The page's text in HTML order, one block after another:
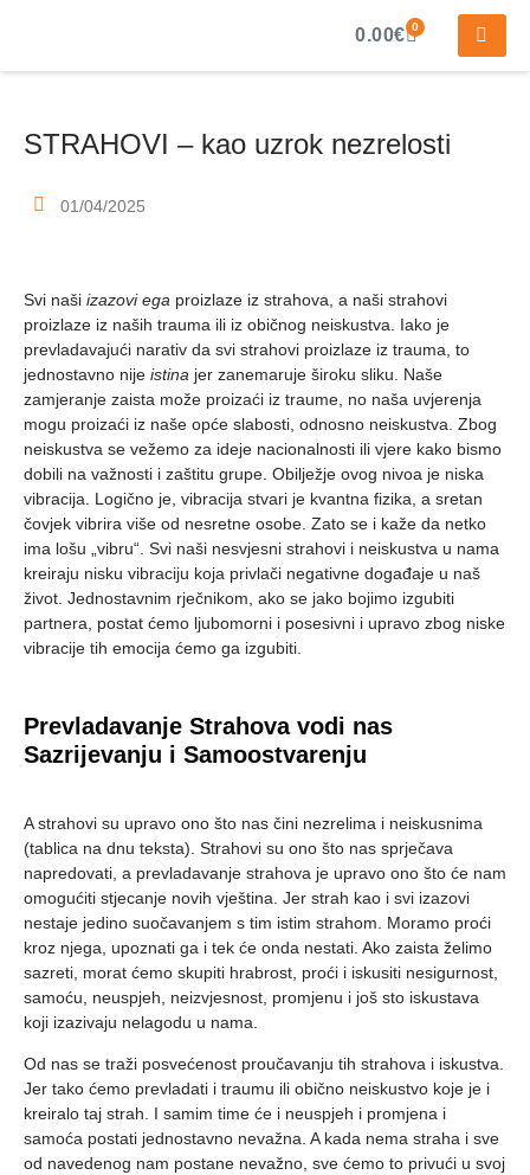
0.00€ 0
STRAHOVI – kao uzrok nezrelosti
01/04/2025
Svi naši izazovi ega proizlaze iz strahova, a naši strahovi
proizlaze iz naših trauma ili iz običnog neiskustva. Iako je
prevladavajući narativ da svi strahovi proizlaze iz trauma, to
jednostavno nije istina jer zanemaruje široku sliku. Naše
zamjeranje zaista može proizaći iz traume, no naša uvjerenja
mogu proizaći iz naše opće slabosti, odnosno neiskustva. Zbog
neiskustva se vežemo za ideje nacionalnosti ili vjere kako bismo
dobili na važnosti i zaštitu grupe. Obilježje ovog nivoa je niska
vibracija. Logično je, vibracija stvari je kvantna fizika, a sretan
čovjek vibrira više od nesretne osobe. Zato se i kaže da netko
ima lošu „vibru“. Svi naši nesvjesni strahovi i neiskustva u nama
kreiraju nisku vibraciju koja privlači negativne događaje u naš
život. Jednostavnim rječnikom, ako se jako bojimo izgubiti
partnera, postat ćemo ljubomorni i posesivni i upravo zbog niske
vibracije tih emocija ćemo ga izgubiti.
Prevladavanje Strahova vodi nas
Sazrijevanju i Samoostvarenju
A strahovi su upravo ono što nas čini nezrelima i neiskusnima
(tablica na dnu teksta). Strahovi su ono što nas sprječava
napredovati, a prevladavanje strahova je upravo ono što će nam
omogućiti stjecanje novih vještina . Jer strah kao i svi izazovi
nestaje jedino suočavanjem s tim istim strahom. Moramo proći
kroz njega, upoznati ga i tek će onda nestati. Ako zaista želimo
sazreti, morat ćemo skupiti hrabrost, proći i iskusiti nesigurnost,
samoću, neuspjeh, neizvjesnost, promjenu i još sto iskustava
koji izazivaju nelagodu u nama.
Od nas se traži posvećenost proučavanju tih strahova i iskustva.
Jer tako ćemo prevladati i traumu ili obično neiskustvo koje je i
kreiralo taj strah. I samim time će i neuspjeh i promjena i
samoća postati jednostavno nevažna. A kada nema straha i sve
od navedenog nam postane nevažno, sve ćemo to privući u svoj